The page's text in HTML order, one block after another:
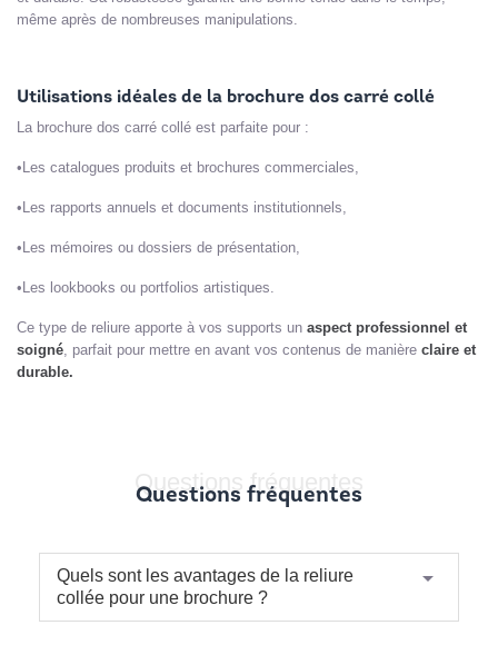
même après de nombreuses manipulations.
Utilisations idéales de la brochure dos carré collé
La brochure dos carré collé est parfaite pour :
•Les catalogues produits et brochures commerciales,
•Les rapports annuels et documents institutionnels,
•Les mémoires ou dossiers de présentation,
•Les lookbooks ou portfolios artistiques.
Ce type de reliure apporte à vos supports un aspect professionnel et
soigné, parfait pour mettre en avant vos contenus de manière claire et
durable.
Questions fréquentes
Questions fréquentes
Quels sont les avantages de la reliure
collée pour une brochure ?
arrow_drop_down